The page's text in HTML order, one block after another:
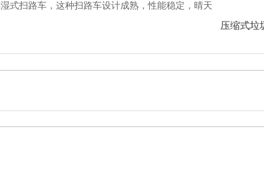
压缩式垃
勾臂式垃
扫路车，这种扫路车设计成熟，性能稳定，晴天